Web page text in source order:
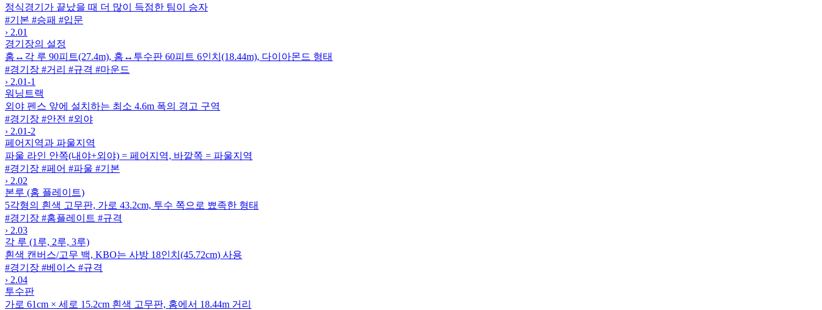
정식경기가 끝났을 때 더 많이 득점한 팀이 승자
#기본 #승패 #입문
› 2.01
경기장의 설정
홈↔각 루 90피트(27.4m), 홈↔투수판 60피트 6인치(18.44m), 다이아몬드 형태
#경기장 #거리 #규격 #마운드
› 2.01-1
워닝트랙
외야 펜스 앞에 설치하는 최소 4.6m 폭의 경고 구역
#경기장 #안전 #외야
› 2.01-2
페어지역과 파울지역
파울 라인 안쪽(내야+외야) = 페어지역, 바깥쪽 = 파울지역
#경기장 #페어 #파울 #기본
› 2.02
본루 (홈 플레이트)
5각형의 흰색 고무판, 가로 43.2cm, 투수 쪽으로 뾰족한 형태
#경기장 #홈플레이트 #규격
› 2.03
각 루 (1루, 2루, 3루)
흰색 캔버스/고무 백, KBO는 사방 18인치(45.72cm) 사용
#경기장 #베이스 #규격
› 2.04
투수판
가로 61cm × 세로 15.2cm 흰색 고무판, 홈에서 18.44m 거리